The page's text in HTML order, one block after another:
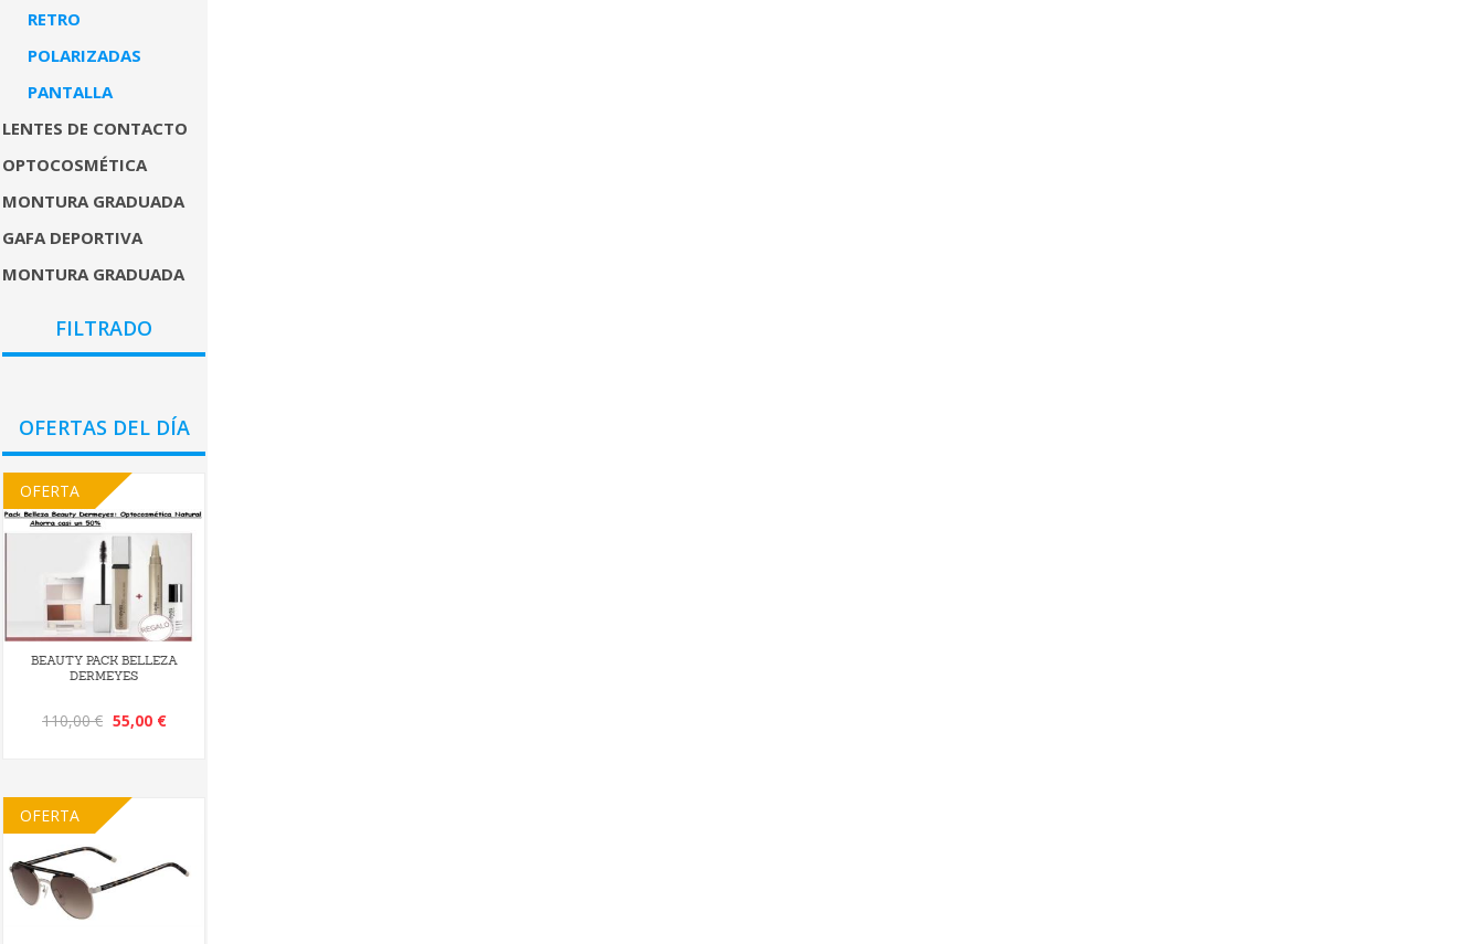
RETRO
POLARIZADAS
PANTALLA
LENTES DE CONTACTO
OPTOCOSMÉTICA
MONTURA GRADUADA
GAFA DEPORTIVA
MONTURA GRADUADA
FILTRADO
OFERTAS DEL DÍA
OFERTA
BEAUTY PACK BELLEZA
DERMEYES
110,00 € 55,00 €
OFERTA